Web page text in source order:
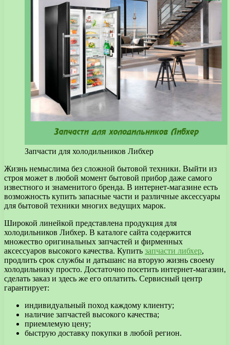
Запчасти для холодильников Либхер
Жизнь немыслима без сложной бытовой техники. Выйти из
строя может в любой момент бытовой прибор даже самого
известного и знаменитого бренда. В интернет-магазине есть
возможность купить запасные части и различные аксессуары
для бытовой техники многих ведущих марок.
Широкой линейкой представлена продукция для
холодильников Либхер. В каталоге сайта содержится
множество оригинальных запчастей и фирменных
аксессуаров высокого качества. Купить запчасти либхер,
продлить срок службы и датьшанс на вторую жизнь своему
холодильнику просто. Достаточно посетить интернет-магазин,
сделать заказ и здесь же его оплатить. Сервисный центр
гарантирует:
индивидуальный поход каждому клиенту;
наличие запчастей высокого качества;
приемлемую цену;
быструю доставку покупки в любой регион.